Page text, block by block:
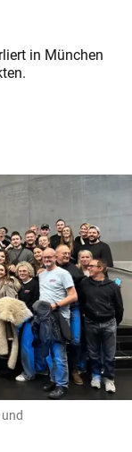
in München